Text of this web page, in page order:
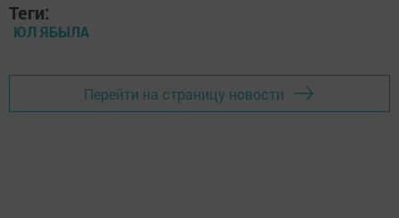
Теги:
ЮЛ ЯБЫЛА
Перейти на страницу новости